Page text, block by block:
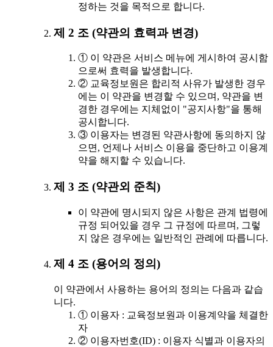
정하는 것을 목적으로 합니다.
제 2 조 (약관의 효력과 변경)
① 이 약관은 서비스 메뉴에 게시하여 공시함
으로써 효력을 발생합니다.
② 교육정보원은 합리적 사유가 발생한 경우
에는 이 약관을 변경할 수 있으며, 약관을 변
경한 경우에는 지체없이 "공지사항"을 통해
공시합니다.
③ 이용자는 변경된 약관사항에 동의하지 않
으면, 언제나 서비스 이용을 중단하고 이용계
약을 해지할 수 있습니다.
제 3 조 (약관외 준칙)
이 약관에 명시되지 않은 사항은 관계 법령에
규정 되어있을 경우 그 규정에 따르며, 그렇
지 않은 경우에는 일반적인 관례에 따릅니다.
제 4 조 (용어의 정의)
이 약관에서 사용하는 용어의 정의는 다음과 같습
니다.
① 이용자 : 교육정보원과 이용계약을 체결한
자
② 이용자번호(ID) : 이용자 식별과 이용자의